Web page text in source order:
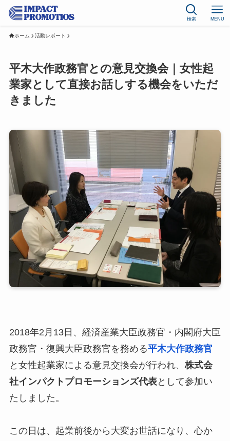
検索 MENU
ホーム 活動レポート
平木大作政務官との意見交換会｜女性起
業家として直接お話しする機会をいただ
きました
2018年2月13日、経済産業大臣政務官・内閣府大臣
政務官・復興大臣政務官を務める平木大作政務官
と女性起業家による意見交換会が行われ、 株式会
社インパクトプロモーションズ代表として参加い
たしました。
この日は、起業前後から大変お世話になり、心か